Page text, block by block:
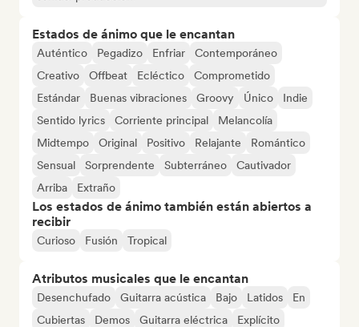
Estados de ánimo que le encantan
Auténtico Pegadizo Enfriar
Contemporáneo
Creativo
Offbeat Ecléctico
Comprometido
Estándar
Buenas vibraciones Groovy Único
Indie
Sentido lyrics
Corriente principal
Melancolía
Midtempo
Original Positivo Relajante
Romántico
Sensual
Sorprendente Subterráneo
Cautivador
Arriba
Extraño
Los estados de ánimo también están abiertos a
recibir
Curioso Fusión Tropical
Atributos musicales que le encantan
Desenchufado Guitarra acústica Bajo Latidos
En
Cubiertas
Demos Guitarra eléctrica
Explícito